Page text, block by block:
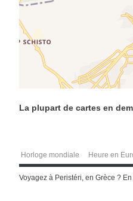
La plupart de cartes en
Horloge mondiale Heure en
Voyagez à Peristéri, en Grèce ?